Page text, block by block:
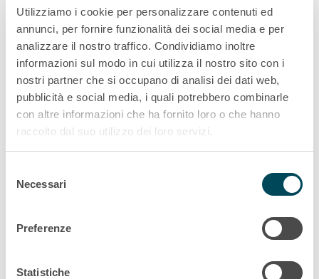
Utilizziamo i cookie per personalizzare contenuti ed
annunci, per fornire funzionalità dei social media e per
analizzare il nostro traffico. Condividiamo inoltre
informazioni sul modo in cui utilizza il nostro sito con i
nostri partner che si occupano di analisi dei dati web,
pubblicità e social media, i quali potrebbero combinarle
con altre informazioni che ha fornito loro o che hanno
raccolto dal suo utilizzo dei loro servizi.
delNecessari
Preferenze
Statistiche
New locomotives E 483-
224 and 225 delivered
press kit
Akiem press kit 2025